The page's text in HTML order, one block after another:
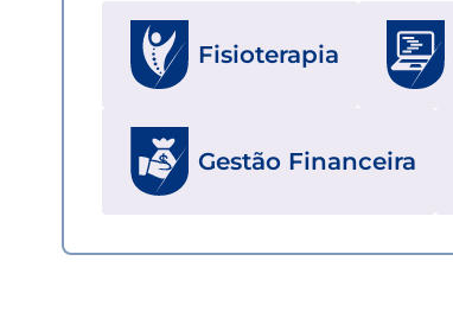
Fisioterapia
Gestão Financeira